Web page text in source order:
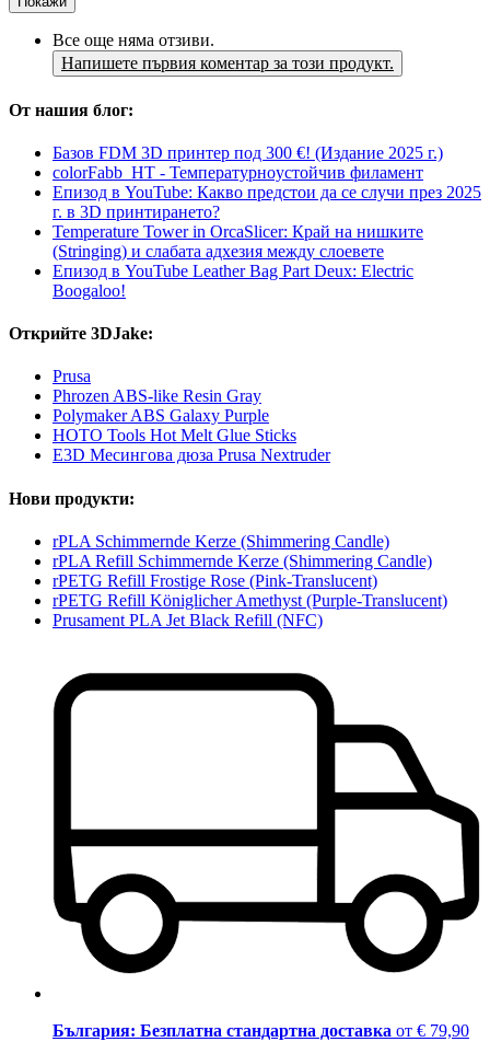
Все още няма отзиви.
Напишете първия коментар за този продукт.
От нашия блог:
Базов FDM 3D принтер под 300 €! (Издание 2025 г.)
colorFabb_HT - Температурнoустойчив филамент
Епизод в YouTube: Какво предстои да се случи през 2025
г. в 3D принтирането?
Temperature Tower in OrcaSlicer: Край на нишките
(Stringing) и слабата адхезия между слоевете
Епизод в YouTube Leather Bag Part Deux: Electric
Boogaloo!
Открийте 3DJake:
Prusa
Phrozen ABS-like Resin Gray
Polymaker ABS Galaxy Purple
HOTO Tools Hot Melt Glue Sticks
E3D Месингова дюза Prusa Nextruder
Нови продукти:
rPLA Schimmernde Kerze (Shimmering Candle)
rPLA Refill Schimmernde Kerze (Shimmering Candle)
rPETG Refill Frostige Rose (Pink-Translucent)
rPETG Refill Königlicher Amethyst (Purple-Translucent)
Prusament PLA Jet Black Refill (NFC)
България: Безплатна стандартна доставка от € 79,90